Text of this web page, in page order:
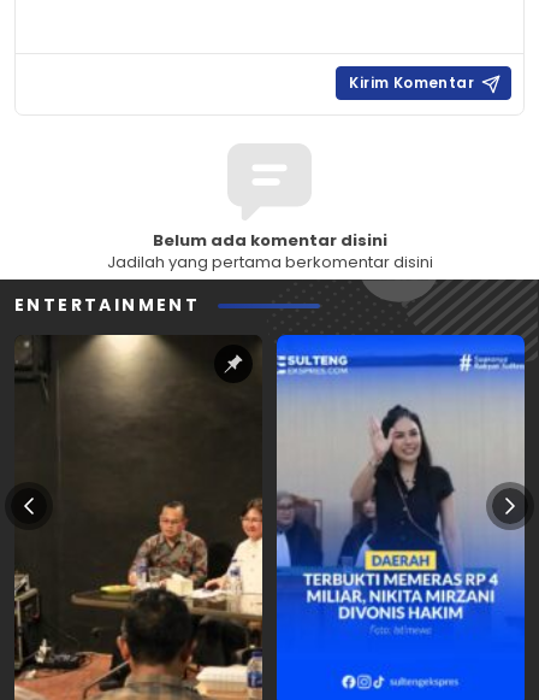
Belum ada komentar disini
Jadilah yang pertama berkomentar disini
ENTERTAINMENT